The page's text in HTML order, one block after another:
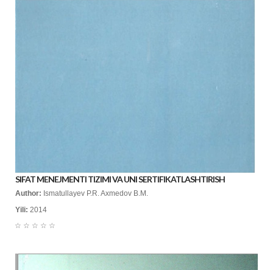
SIFAT MENEJMENTI TIZIMI VA UNI SERTIFIKATLASHTIRISH
Author: Ismatullayev P.R. Axmedov B.M.
Yili: 2014
☆
☆
☆
☆
☆